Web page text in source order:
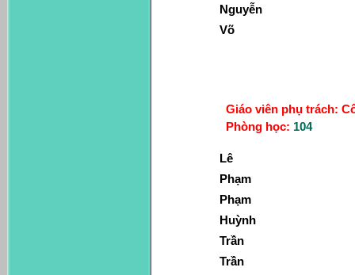
Nguyễn
Võ
Giáo viên phụ trách:
Phòng học: 104
Lê
Phạm
Phạm
Huỳnh
Trần
Trần